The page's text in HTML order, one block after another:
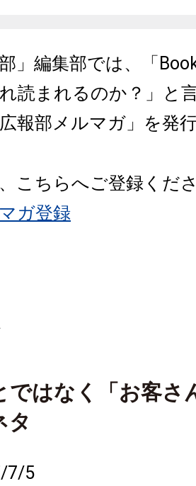
」編集部では、「
読まれるのか？」と
報部メルマガ」を発
、こちらへご登録く
ガ登録
ではなく「お客さ
タ
7/5